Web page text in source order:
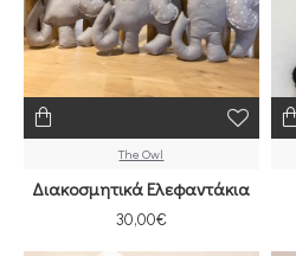
The Owl
Διακοσμητικά Ελεφαντάκια
30,00€